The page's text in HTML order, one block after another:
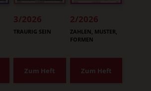
3/2026
:
TRAURIG SEIN
Zum Heft
2/2026
:
ZAHLEN, MUSTER,
FORMEN
Zum Heft